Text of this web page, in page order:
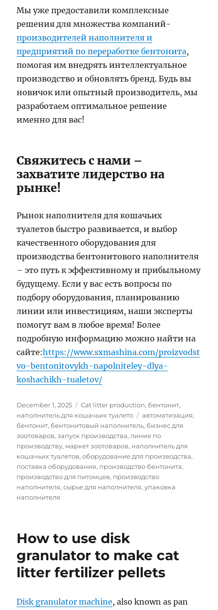
Мы уже предоставили комплексные
решения для множества компаний-
производителей наполнителя и
предприятий по переработке бентонита,
помогая им внедрять интеллектуальное
производство и обновлять бренд. Будь вы
новичок или опытный производитель, мы
разработаем оптимальное решение
именно для вас!
Свяжитесь с нами –
захватите лидерство на
рынке!
Рынок наполнителя для кошачьих
туалетов быстро развивается, и выбор
качественного оборудования для
производства бентонитового наполнителя
– это путь к эффективному и прибыльному
будущему. Если у вас есть вопросы по
подбору оборудования, планированию
линии или инвестициям, наши эксперты
помогут вам в любое время! Более
подробную информацию можно найти на
сайте:https://www.sxmashina.com/proizvodst
vo-bentonitovykh-napolniteley-dlya-
koshachikh-tualetov/
Posted
on
December 1, 2025 Categories
Cat litter production, бентонит,
наполнитель для кошачьих туалето
Tags
автоматизация,
бентонит, бентонитовый наполнитель, бизнес для
зоотоваров,запуск производства, линия по
производству, маркет зоотоваров, наполнитель для
кошачьих туалетов,оборудование для производства,
поставка оборудования, производство бентонита,
производство для питомцев, производство
наполнителя,сырье для наполнителя,упаковка
наполнителя
How to use disk
granulator to make cat
litter fertilizer pellets
Disk granulator machine, also known as pan